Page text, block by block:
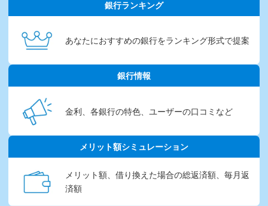
銀行ランキング
あなたにおすすめの銀行をランキング形式で提案
銀行情報
金利、各銀行の特色、 ユーザーの口コミなど
メリット額シミュレーション
メリット額、借り換えた場合の総返済額、毎月返
済額